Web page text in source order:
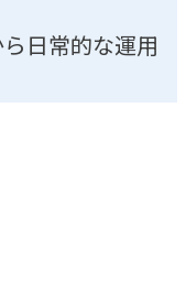
日常的な運用